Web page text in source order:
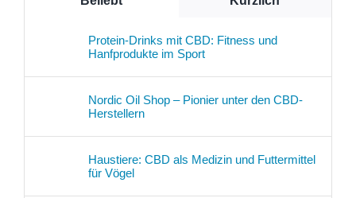
Protein-Drinks mit CBD: Fitness und
Hanfprodukte im Sport
Nordic Oil Shop – Pionier unter den CBD-
Herstellern
Haustiere: CBD als Medizin und Futtermittel
für Vögel